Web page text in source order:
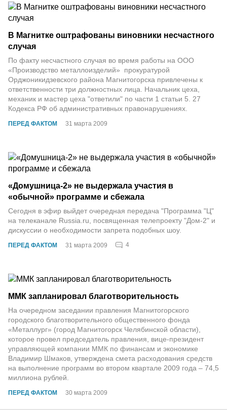
ПЕРЕД ФАКТОМ 31 марта 2009
В Магнитке оштрафованы виновники несчастного
случая
По факту несчастного случая во время работы на ООО
«Производство металлоизделий» прокуратурой
Орджоникидзевского района Магнитогорска привлечены к
ответственности три должностных лица. Начальник цеха,
механик и мастер цеха "ответили" по части 1 статьи 5. 27
Кодекса РФ об административных правонарушениях.
ПЕРЕД ФАКТОМ 31 марта 2009 4
«Домушница-2» не выдержала участия в
«обычной» программе и сбежала
Сегодня в эфир выйдет очередная передача "Программа "Ц"
на телеканале Russia.ru, посвященная телепроекту "Дом-2" и
дискуссии о необходимости запрета подобных шоу.
ПЕРЕД ФАКТОМ 30 марта 2009
ММК запланировал благотворительность
На очередном заседании правления Магнитогорского
городского благотворительного общественного фонда
«Металлург» (город Магнитогорск Челябинской области),
которое провел председатель правления, вице-президент
управляющей компании ММК по финансам и экономике
Владимир Шмаков, утверждена смета расходования средств
на выполнение программ во втором квартале 2009 года – 74,5
миллиона рублей.